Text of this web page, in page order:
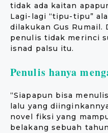
tidak ada kaitan
Lagi-lagi “tipu-tipu”
dilakukan Gus Rumail.
penulis tidak merinci
isnad palsu itu.
Penulis hanya
“Siapapun bisa
lalu yang
novel fiksi yang
belakang sebuah